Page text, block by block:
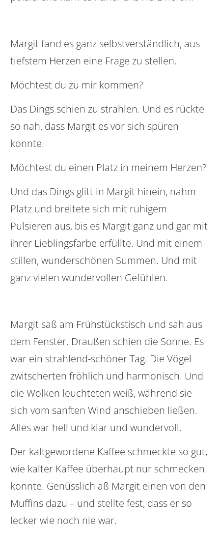
Margit fand es ganz selbstverständlich, aus
tiefstem Herzen eine Frage zu stellen.
Möchtest du zu mir kommen?
Das Dings schien zu strahlen. Und es rückte
so nah, dass Margit es vor sich spüren
konnte.
Möchtest du einen Platz in meinem Herzen?
Und das Dings glitt in Margit hinein, nahm
Platz und breitete sich mit ruhigem
Pulsieren aus, bis es Margit ganz und gar mit
ihrer Lieblingsfarbe erfüllte. Und mit einem
stillen, wunderschönen Summen. Und mit
ganz vielen wundervollen Gefühlen.
Margit saß am Frühstückstisch und sah aus
dem Fenster. Draußen schien die Sonne. Es
war ein strahlend-schöner Tag. Die Vögel
zwitscherten fröhlich und harmonisch. Und
die Wolken leuchteten weiß, während sie
sich vom sanften Wind anschieben ließen.
Alles war hell und klar und wundervoll.
Der kaltgewordene Kaffee schmeckte so gut,
wie kalter Kaffee überhaupt nur schmecken
konnte. Genüsslich aß Margit einen von den
Muffins dazu – und stellte fest, dass er so
lecker wie noch nie war.